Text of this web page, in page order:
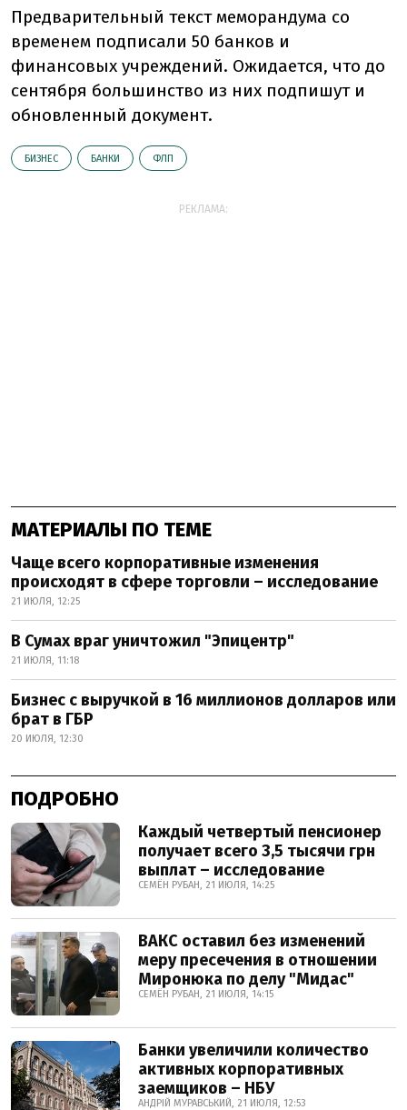
Предварительный текст меморандума со
временем подписали 50 банков и
финансовых учреждений. Ожидается, что до
сентября большинство из них подпишут и
обновленный документ.
БИЗНЕС БАНКИ ФЛП
РЕКЛАМА:
МАТЕРИАЛЫ ПО ТЕМЕ
Чаще всего корпоративные изменения
происходят в сфере торговли – исследование
21 ИЮЛЯ, 12:25
В Сумах враг уничтожил "Эпицентр"
21 ИЮЛЯ, 11:18
Бизнес с выручкой в 16 миллионов долларов или
брат в ГБР
20 ИЮЛЯ, 12:30
ПОДРОБНО
Каждый четвертый пенсионер
получает всего 3,5 тысячи грн
выплат – исследование
СЕМЁН РУБАН, 21 ИЮЛЯ, 14:25
ВАКС оставил без изменений
меру пресечения в отношении
Миронюка по делу "Мидас"
СЕМЁН РУБАН, 21 ИЮЛЯ, 14:15
Банки увеличили количество
активных корпоративных
заемщиков – НБУ
АНДРІЙ МУРАВСЬКИЙ, 21 ИЮЛЯ, 12:53